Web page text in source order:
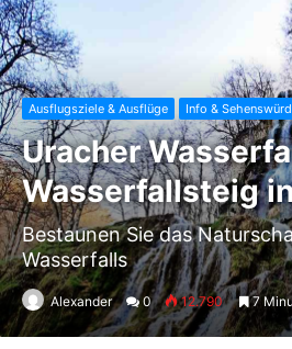
Ausflugsziele & Ausflüge Info &
Uracher
Wasserfallsteig
Bestaunen Sie das
Wasserfalls
Alexander 0 12.790 7